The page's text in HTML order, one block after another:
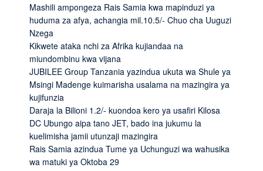
Mashili ampongeza Rais Samia kwa mapinduzi ya
huduma za afya, achangia mil.10.5/- Chuo cha Uuguzi
Nzega
Kikwete ataka nchi za Afrika kujiandaa na
miundombinu kwa vijana
JUBILEE Group Tanzania yazindua ukuta wa Shule ya
Msingi Madenge kuimarisha usalama na mazingira ya
kujifunzia
Daraja la Bilioni 1.2/- kuondoa kero ya usafiri Kilosa
DC Ubungo aipa tano JET, bado ina jukumu la
kuelimisha jamii utunzaji mazingira
Rais Samia azindua Tume ya Uchunguzi wa wahusika
wa matuki ya Oktoba 29